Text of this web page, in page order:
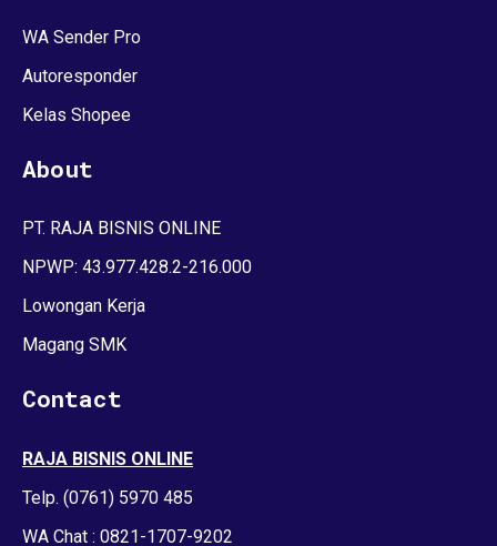
WA Sender Pro
Autoresponder
Kelas Shopee
About
PT. RAJA BISNIS ONLINE
NPWP: 43.977.428.2-216.000
Lowongan Kerja
Magang SMK
Contact
RAJA BISNIS ONLINE
Telp. (0761) 5970 485
WA Chat : 0821-1707-9202